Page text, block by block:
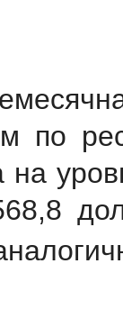
по
на